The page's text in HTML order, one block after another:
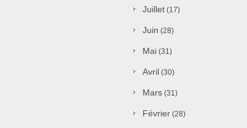
Juillet (17)
Juin (28)
Mai (31)
Avril (30)
Mars (31)
Février (28)